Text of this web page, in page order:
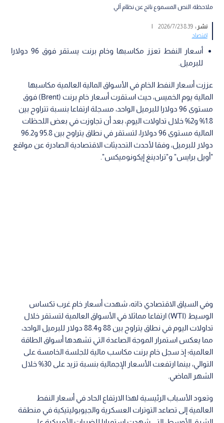
ملاحظة: النص المسموع ناتج عن نظام آلي
نشر :8:39 2026/7/23
|
اقتصاد
أسعار النفط تعزز مكاسبها وخام برنت يستقر فوق 96 دولارا
للبرميل.
عززت أسعار النفط الخام في الأسواق المالية العالمية مكاسبها
المالية يوم الخميس، حيث استقرت أسعار خام برنت (Brent) فوق
مستوى 96 دولارا للبرميل الواحد، مسجلة ارتفاعا بنسبة تتراوح بين
1.8% و2% خلال تداولات اليوم، بعد أن تجاوزت في بعض اللحظات
المالية مستوى 96 دولارا، لتستقر في نطاق يتراوح بين 95.8 و96.2
دولار للبرميل، وفقا لأحدث التحديثات الاقتصادية الصادرة عن مواقع
"أويل برايس" و"ترادينغ إيكونوميكس".
وفي السياق الاقتصادي ذاته، شهدت أسعار خام غرب تكساس
الوسيط (WTI) ارتفاعا مماثلا في الأسواق العالمية لتستقر خلال
تداولات اليوم في نطاق يتراوح بين 88 و88.4 دولار للبرميل الواحد،
مما يعكس استمرار الموجة الصاعدة التي تشهدها أسواق الطاقة
العالمية؛ إذ سجل خام برنت مكاسب مالية للجلسة الخامسة على
التوالي، بينما ارتفعت الأسعار الإجمالية بنسبة تزيد على 30% خلال
الشهر الماضي.
وتعود الأسباب الرئيسية لهذا الارتفاع الحاد في أسعار النفط
العالمية إلى تصاعد التوترات العسكرية والجيوبوليتيكية في منطقة